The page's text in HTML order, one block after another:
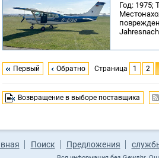
Год: 1975;
Первый Обратно Страница 1 2
Возвращение в выборе поставщика
Поиск Предложения